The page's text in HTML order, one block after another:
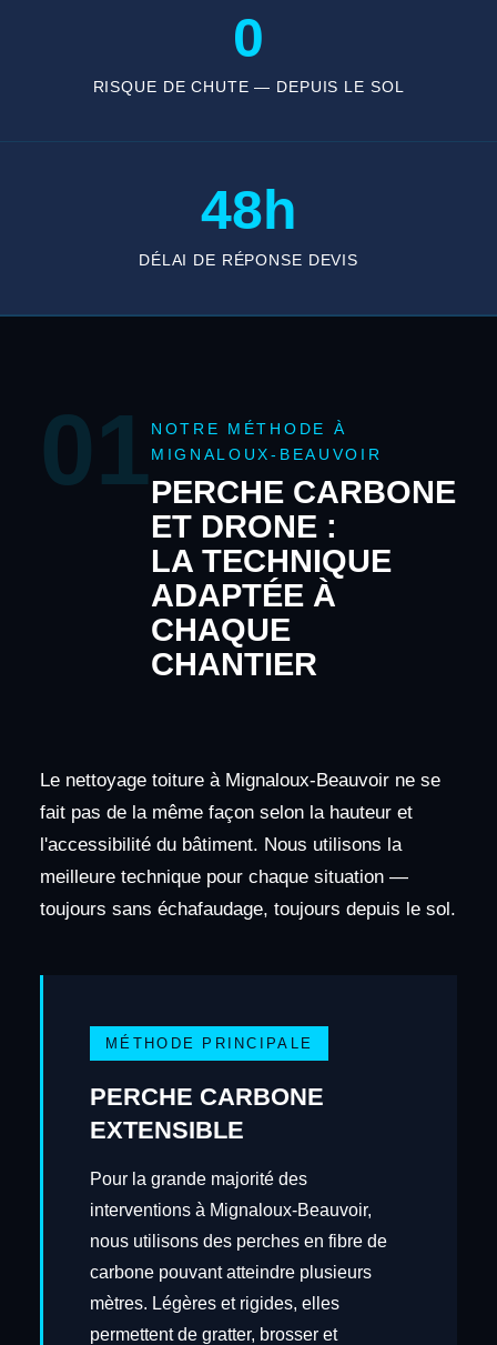
0
RISQUE DE CHUTE — DEPUIS LE SOL
48h
DÉLAI DE RÉPONSE DEVIS
01 NOTRE MÉTHODE À
MIGNALOUX-BEAUVOIR
PERCHE CARBONE
ET DRONE :
LA TECHNIQUE
ADAPTÉE À
CHAQUE
CHANTIER
Le nettoyage toiture à Mignaloux-Beauvoir ne se
fait pas de la même façon selon la hauteur et
l'accessibilité du bâtiment. Nous utilisons la
meilleure technique pour chaque situation —
toujours sans échafaudage, toujours depuis le sol.
MÉTHODE PRINCIPALE
PERCHE CARBONE
EXTENSIBLE
Pour la grande majorité des
interventions à Mignaloux-Beauvoir,
nous utilisons des perches en fibre de
carbone pouvant atteindre plusieurs
mètres. Légères et rigides, elles
permettent de gratter, brosser et